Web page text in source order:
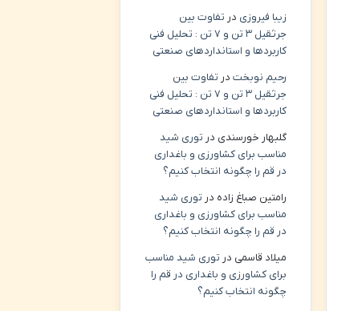
زیبا فیروزی در تفاوت بین
جرثقیل ۳ تن و ۷ تن : تحلیل فنی
کاربردها و استانداردهای صنعتی
رحیم نوبختدر تفاوت بین
جرثقیل ۳ تن و ۷ تن : تحلیل فنی
کاربردها و استانداردهای صنعتی
گلبهار خورسندی در توری شید
مناسب برای کشاورزی و باغداری
در قم را چگونه انتخاب کنیم؟
رامتین صباغ زاده در توری شید
مناسب برای کشاورزی و باغداری
در قم را چگونه انتخاب کنیم؟
میلاد قاسمی در توری شید مناسب
برای کشاورزی و باغداری در قم را
چگونه انتخاب کنیم؟